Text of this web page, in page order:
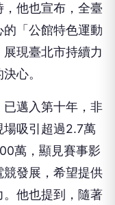
他也宣布，全臺
「公館特色運動
現臺北市持續力
心。
邁入第十年，非
場吸引超過2.7萬
萬，顯見賽事影
發展，希望提供
他也提到，隨著